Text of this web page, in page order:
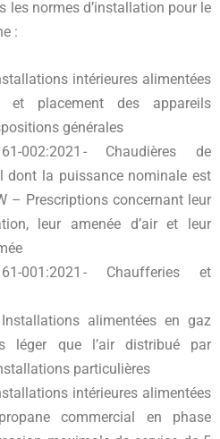
les normes d’installation pour le
:
intérieures alimentées
placement des appareils
générales
002:2021 - Chaudières de
dont la puissance nominale est
– Prescriptions concernant leur
leur amenée d’air et leur
001:2021 - Chaufferies et
alimentées en gaz
léger que l’air distribué par
particulières
intérieures alimentées
commercial en phase